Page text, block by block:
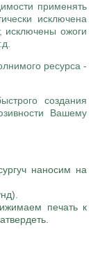
применять
исключена
исключены ожоги
ресурса -
создания
Вашему
наносим на
печать к